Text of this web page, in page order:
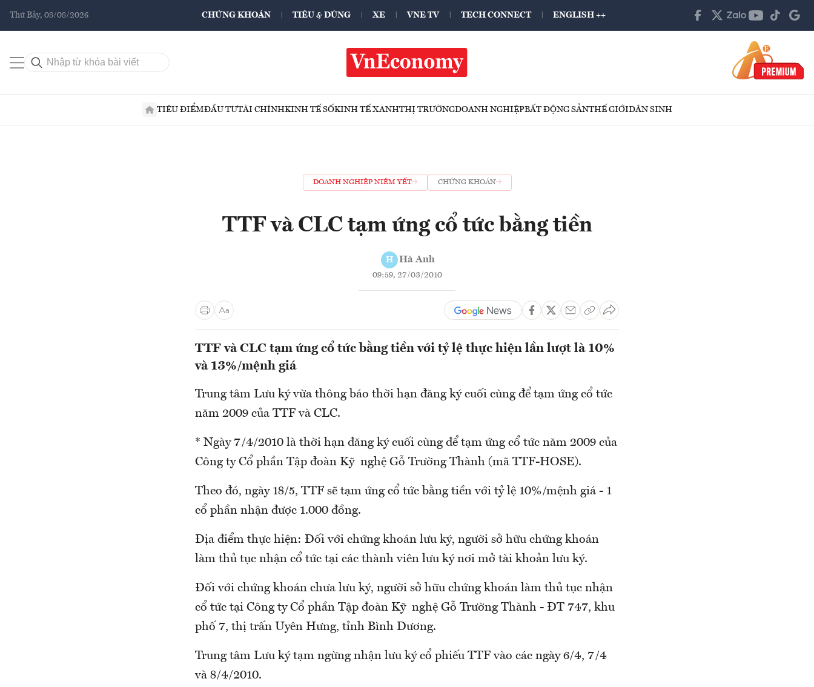
Thứ Bảy, 08/08/2026 CHỨNG KHOÁN TIÊU & DÙNG XE VNE TV TECH CONNECT ENGLISH ++
TIÊU ĐIỂMĐẦU TƯTÀI CHÍNHKINH TẾ SỐKINH TẾ XANHTHỊ TRƯỜNGDOANH NGHIỆPBẤT ĐỘNG SẢNTHẾ GIỚIDÂN SINH
DOANH NGHIỆP NIÊM YẾT CHỨNG KHOÁN
TTF và CLC tạm ứng cổ tức bằng tiền
H Hà Anh
09:59, 27/03/2010
TTF và CLC tạm ứng cổ tức bằng tiền với tỷ lệ thực hiện lần lượt là 10%
và 13%/mệnh giá
Trung tâm Lưu ký vừa thông báo thời hạn đăng ký cuối cùng để tạm ứng cổ tức
năm 2009 của TTF và CLC.
* Ngày 7/4/2010 là thời hạn đăng ký cuối cùng để tạm ứng cổ tức năm 2009 của
Công ty Cổ phần Tập đoàn Kỹ nghệ Gỗ Trường Thành (mã TTF-HOSE).
Theo đó, ngày 18/5, TTF sẽ tạm ứng cổ tức bằng tiền với tỷ lệ 10%/mệnh giá - 1
cổ phần nhận được 1.000 đồng.
Địa điểm thực hiện: Đối với chứng khoán lưu ký, người sở hữu chứng khoán
làm thủ tục nhận cổ tức tại các thành viên lưu ký nơi mở tài khoản lưu ký.
Đối với chứng khoán chưa lưu ký, người sở hữu chứng khoán làm thủ tục nhận
cổ tức tại Công ty Cổ phần Tập đoàn Kỹ nghệ Gỗ Trường Thành - ĐT 747, khu
phố 7, thị trấn Uyên Hưng, tỉnh Bình Dương.
Trung tâm Lưu ký tạm ngừng nhận lưu ký cổ phiếu TTF vào các ngày 6/4, 7/4
và 8/4/2010.